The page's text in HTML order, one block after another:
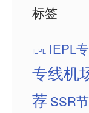
标签
IEPL IEPL
专线机
荐 SSR